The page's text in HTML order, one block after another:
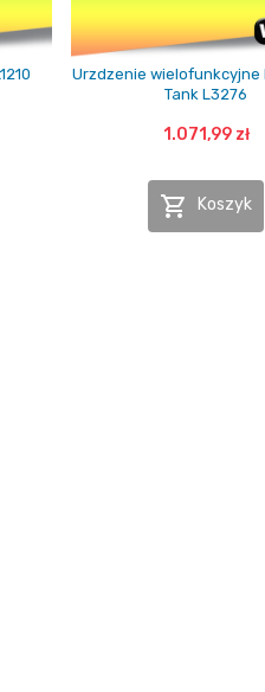
Urzdzenie wielofunkcyjne
Tank L3276
1.071,99 zł
 Koszyk